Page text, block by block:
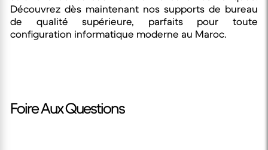
Découvrez dès maintenant nos supports de bureau
de qualité supérieure, parfaits pour toute
configuration informatique moderne au Maroc.
Foire Aux Questions